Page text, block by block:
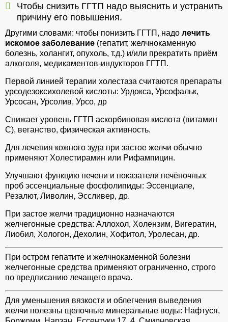
Чтобы снизить ГГТП надо выяснить и устранить
причину его повышения.
Другими словами: чтобы понизить ГГТП, надо лечить
искомое заболевание (гепатит, желчнокаменную
болезнь, холангит, опухоль, т.д.) и/или прекратить приём
алкоголя, медикаментов-индукторов ГГТП.
Первой линией терапии холестаза считаются препараты
урсодезоксихолевой кислоты: Урдокса, Урсофальк,
Урсосан, Урсолив, Урсо, др
Снижает уровень ГГТП аскорбиновая кислота (витамин
С), веганство, физическая активность.
Для лечения кожного зуда при застое желчи обычно
применяют Холестирамин или Рифампицин.
Улучшают функцию печени и показатели печёночных
проб эссенциальные фосфолипиды: Эссенциале,
Резалют, Ливолин, Эссливер, др.
При застое желчи традиционно назначаются
желчегонные средства: Аллохол, Холензим, Вигератин,
Лиобил, Хологон, Дехолин, Хофитол, Уролесан, др.
При остром гепатите и желчнокаменной болезни
желчегонные средства применяют ограниченно, строго
по предписанию лечащего врача.
Для уменьшения вязкости и облегчения выведения
желчи полезны щелочные минеральные воды: Нафтуся,